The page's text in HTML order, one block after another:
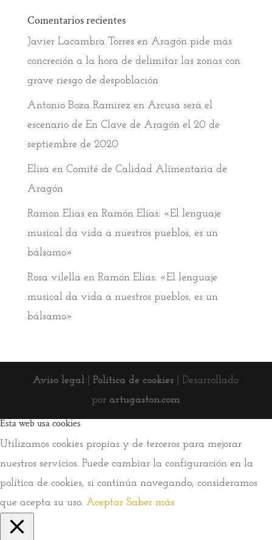
Comentarios recientes
Javier Lacambra Torresen Aragón pide más
concreción a la hora de delimitar las zonas con
grave riesgo de despoblación
Antonio Boza Ramirez en Arcusa será el
escenario de En Clave de Aragón el 20 de
septiembre de 2020
Elisa en Comité de Calidad Alimentaria de
Aragón
Ramon Eliasen Ramón Elías: «El lenguaje
musical da vida a nuestros pueblos, es un
bálsamo»
Rosa vilella en Ramón Elías: «El lenguaje
musical da vida a nuestros pueblos, es un
bálsamo»
Aviso legal |Política de cookies | Desarrollado
por artugaston.com
Esta web usa cookies
Utilizamos cookies propias y de terceros para mejorar
nuestros servicios. Puede cambiar la configuración en la
política de cookies, si continúa navegando, consideramos
que acepta su uso. Aceptar Saber más